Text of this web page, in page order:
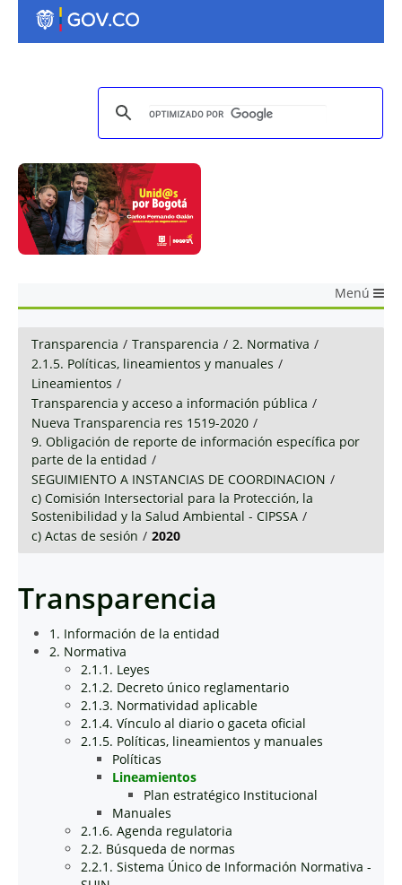
Menú
Transparencia / Transparencia / 2. Normativa /
2.1.5. Políticas, lineamientos y manuales /
Lineamientos /
Transparencia y acceso a información pública /
Nueva Transparencia res 1519-2020 /
9. Obligación de reporte de información específica por
parte de la entidad /
SEGUIMIENTO A INSTANCIAS DE COORDINACION /
c) Comisión Intersectorial para la Protección, la
Sostenibilidad y la Salud Ambiental - CIPSSA /
c) Actas de sesión / 2020
Transparencia
1. Información de la entidad
2. Normativa
2.1.1. Leyes
2.1.2. Decreto único reglamentario
2.1.3. Normatividad aplicable
2.1.4. Vínculo al diario o gaceta oficial
2.1.5. Políticas, lineamientos y manuales
Políticas
Lineamientos
Plan estratégico Institucional
Manuales
2.1.6. Agenda regulatoria
2.2. Búsqueda de normas
2.2.1. Sistema Único de Información Normativa -